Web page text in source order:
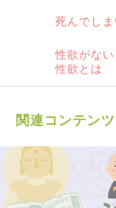
死んでし
性欲がない
性欲とは
関連コンテンツ